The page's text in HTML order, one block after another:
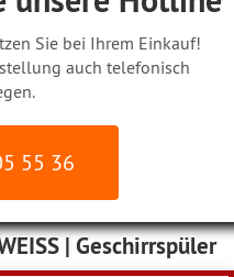
Sie bei Ihrem Einkauf!
auch telefonisch
55 36
| Geschirrspüler